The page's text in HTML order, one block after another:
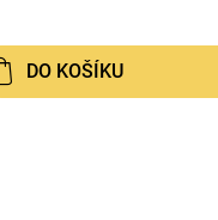
DO KOŠÍKU